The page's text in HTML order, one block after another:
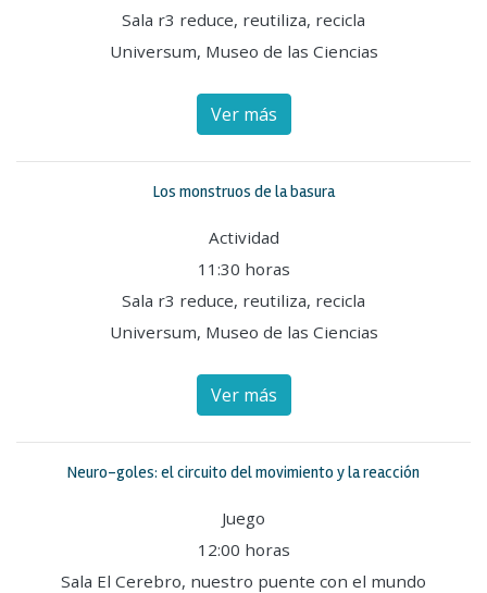
Sala r3 reduce, reutiliza, recicla
Universum, Museo de las Ciencias
Ver más
Los monstruos de la basura
Actividad
11:30 horas
Sala r3 reduce, reutiliza, recicla
Universum, Museo de las Ciencias
Ver más
Neuro-goles: el circuito del movimiento y la reacción
Juego
12:00 horas
Sala El Cerebro, nuestro puente con el mundo